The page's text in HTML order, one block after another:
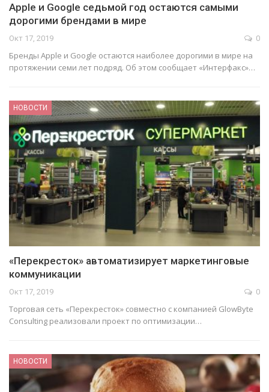
Apple и Google седьмой год остаются самыми
дорогими брендами в мире
Окт 17, 2019 0
Бренды Apple и Google остаются наиболее дорогими в мире на
протяжении семи лет подряд. Об этом сообщает «Интерфакс»…
НОВОСТИ
«Перекресток» автоматизирует маркетинговые
коммуникации
Окт 17, 2019 0
Торговая сеть «Перекресток» совместно с компанией GlowByte
Consulting реализовали проект по оптимизации…
НОВОСТИ